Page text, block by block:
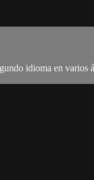
idioma en varios